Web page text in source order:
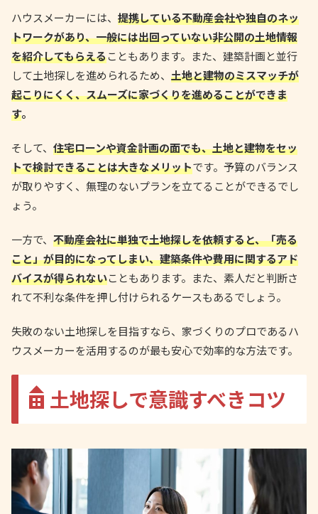
ハウスメーカーには、 提携している不動産会社や独自のネッ
トワークがあり、一般には出回っていない非公開の土地情報
を紹介してもらえることもあります。また、建築計画と並行
して土地探しを進められるため、 土地と建物のミスマッチが
起こりにくく、スムーズに家づくりを進めることができま
す。
そして、 住宅ローンや資金計画の面でも、土地と建物をセッ
トで検討できることは大きなメリットです。予算のバランス
が取りやすく、無理のないプランを立てることができるでし
ょう。
一方で、 不動産会社に単独で土地探しを依頼すると、「売る
こと」が目的になってしまい、建築条件や費用に関するアド
バイスが得られないこともあります。また、素人だと判断さ
れて不利な条件を押し付けられるケースもあるでしょう。
失敗のない土地探しを目指すなら、家づくりのプロであるハ
ウスメーカーを活用するのが最も安心で効率的な方法です。
土地探しで意識すべきコツ